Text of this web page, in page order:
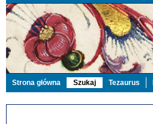
Strona główna Szukaj Tezaurus